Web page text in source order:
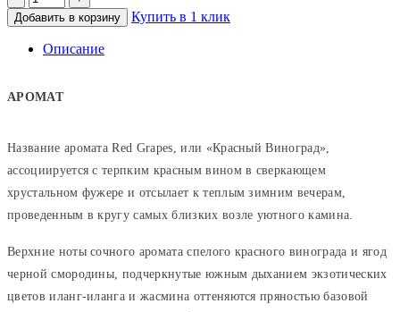
Добавить в корзину
Купить в 1 клик
Описание
АРОМАТ
Название аромата Red Grapes, или «Красный Виноград»,
ассоциируется с терпким красным вином в сверкающем
хрустальном фужере и отсылает к теплым зимним вечерам,
проведенным в кругу самых близких возле уютного камина.
Верхние ноты сочного аромата спелого красного винограда и ягод
черной смородины, подчеркнутые южным дыханием экзотических
цветов иланг-иланга и жасмина оттеняются пряностью базовой